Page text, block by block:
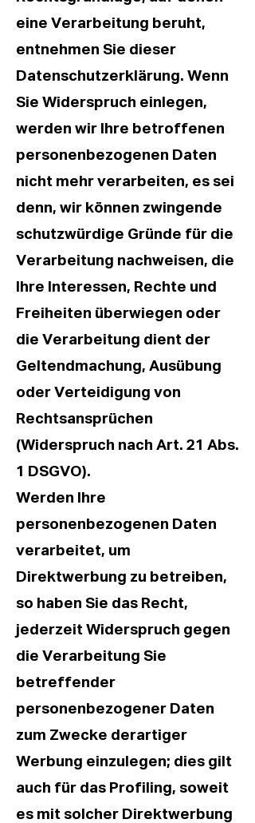
eine Verarbeitung beruht,
entnehmen Sie dieser
Datenschutzerklärung. Wenn
Sie Widerspruch einlegen,
werden wir Ihre betroffenen
personenbezogenen Daten
nicht mehr verarbeiten, es sei
denn, wir können zwingende
schutzwürdige Gründe für die
Verarbeitung nachweisen, die
Ihre Interessen, Rechte und
Freiheiten überwiegen oder
die Verarbeitung dient der
Geltendmachung, Ausübung
oder Verteidigung von
Rechtsansprüchen
(Widerspruch nach Art. 21 Abs.
1 DSGVO).
Werden Ihre
personenbezogenen Daten
verarbeitet, um
Direktwerbung zu betreiben,
so haben Sie das Recht,
jederzeit Widerspruch gegen
die Verarbeitung Sie
betreffender
personenbezogener Daten
zum Zwecke derartiger
Werbung einzulegen; dies gilt
auch für das Profiling, soweit
es mit solcher Direktwerbung